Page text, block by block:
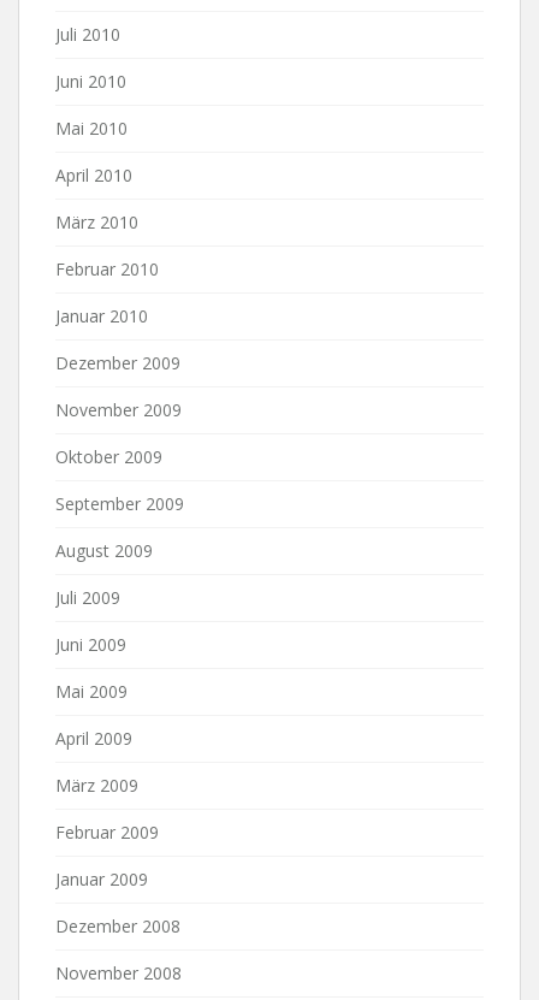
Juli 2010
Juni 2010
Mai 2010
April 2010
März 2010
Februar 2010
Januar 2010
Dezember 2009
November 2009
Oktober 2009
September 2009
August 2009
Juli 2009
Juni 2009
Mai 2009
April 2009
März 2009
Februar 2009
Januar 2009
Dezember 2008
November 2008